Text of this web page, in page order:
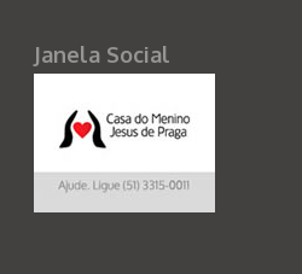
Janela Social